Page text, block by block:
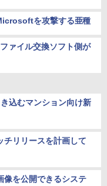
を攻撃する亜種
ァイル交換ソフト側が
込むマンション向け新
チリリースを計画して
を公開できるシステ